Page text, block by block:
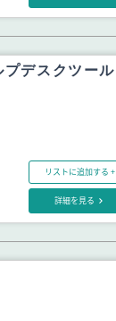
プデスクツール
リストに追加する +
詳細を見る